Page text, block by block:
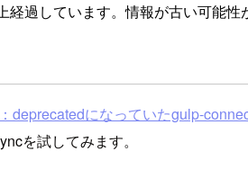
過しています。情報が古い可能性
deprecatedになっていたgulp-
を試してみます。